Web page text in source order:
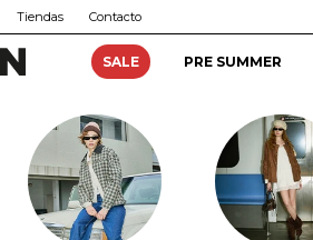
SALE PRE SUMMER
Tiendas Contacto